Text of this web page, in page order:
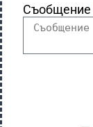
Съобщение